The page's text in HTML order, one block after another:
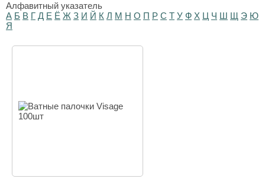
Алфавитный указатель
А Б В Г Д Е Ё Ж З И Й К Л М Н О П Р С Т У Ф Х Ц Ч Ш Щ Э Ю
Я